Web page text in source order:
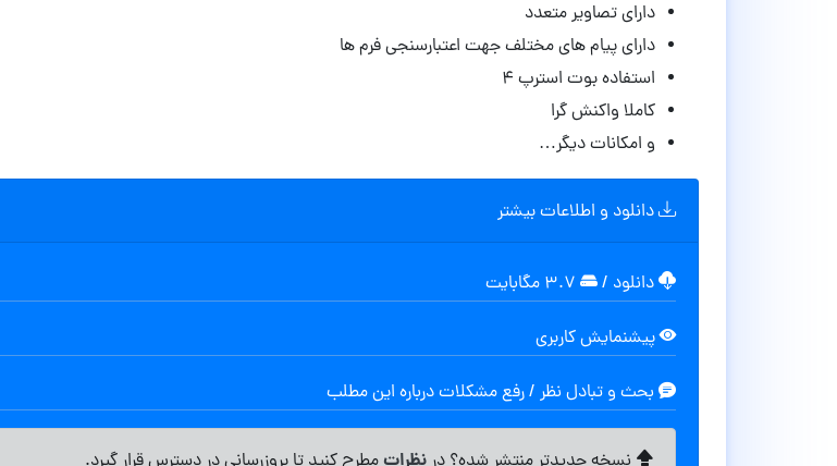
دارای تصاویر متعدد
دارای پیام های مختلف جهت اعتبارسنجی فرم ها
استفاده بوت استرپ ۴
کاملا واکنش گرا
و امکانات دیگر…
دانلود و اطلاعات بیشتر
دانلود /
پیشنمایش کاربری
بحث و تبادل نظر / رفع مشکلات درباره این مطلب